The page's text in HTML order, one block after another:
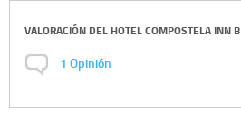
VALORACIÓN DEL HOTEL COMPOSTELA INN B
1 Opinión